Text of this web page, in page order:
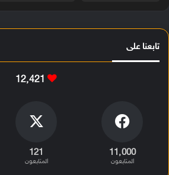
تابعنا على
12٬421
11٬000
المتابعون
121
المتابعون